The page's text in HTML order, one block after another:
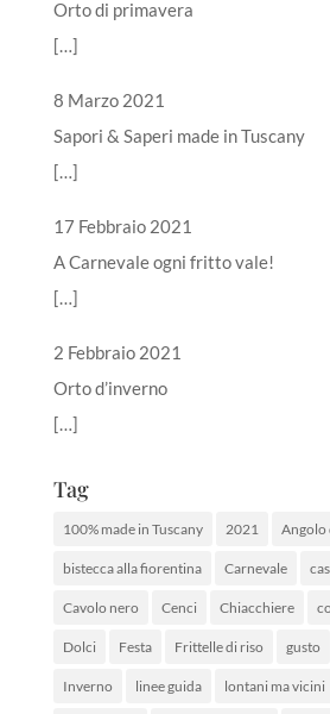
Orto di primavera
[…]
8 Marzo 2021
Sapori & Saperi made in Tuscany
[…]
17 Febbraio 2021
A Carnevale ogni fritto vale!
[…]
2 Febbraio 2021
Orto d’inverno
[…]
Tag
100% made in Tuscany 2021 Angolo
bistecca alla fiorentina Carnevale
Cavolo nero Cenci Chiacchiere
Dolci Festa Frittelle di riso gusto
Inverno linee guida lontani ma vicini